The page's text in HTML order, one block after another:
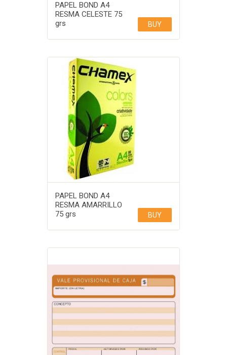
PAPEL BOND A4
RESMA CELESTE 75
grs
BUY
PAPEL BOND A4
RESMA AMARRILLO
75 grs
BUY